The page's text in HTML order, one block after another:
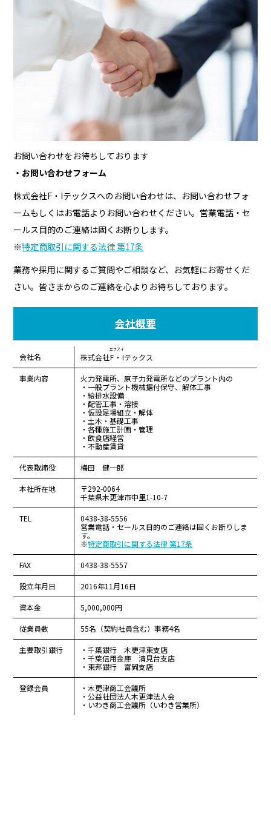
お問い合わせをお待ちしております
・お問い合わせフォーム
株式会社F・Iテックスへのお問い合わせは、お問い合わせフォ
ームもしくはお電話よりお問い合わせください。営業電話・セ
ールス目的のご連絡は固くお断りします。
※特定商取引に関する法律 第17条
業務や採用に関するご質問やご相談など、お気軽にお寄せくだ
さい。皆さまからのご連絡を心よりお待ちしております。
会社概要
会社名 株式会社F・I
エフアイ
テックス
事業内容
火力発電所、原子力発電所などのプラント内の
・一般プラント機械据付保守、解体工事
・給排水設備
・配管工事・溶接
・仮設足場組立・解体
・土木・基礎工事
・各種施工計画・管理
・飲食店経営
・不動産賃貸
代表取締役 梅田 健一郎
本社所在地
〒292-0064
千葉県木更津市中里1-10-7
TEL
0438-38-5556
営業電話・セールス目的のご連絡は固くお断りしま
す。
※特定商取引に関する法律 第17条
FAX 0438-38-5557
設立年月日 2016年11月16日
資本金 5,000,000円
従業員数 55名（契約社員含む）事務4名
主要取引銀行
・千葉銀行 木更津東支店
・千葉信用金庫 清見台支店
・東邦銀行 富岡支店
登録会員
・木更津商工会議所
・公益社団法人木更津法人会
・いわき商工会議所（いわき営業所）